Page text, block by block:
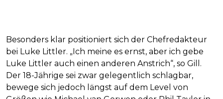
Besonders klar positioniert sich der Chefredakteur
bei Luke Littler. „Ich meine es ernst, aber ich gebe
Luke Littler auch einen anderen Anstrich“, so Gill.
Der 18-Jährige sei zwar gelegentlich schlagbar,
bewege sich jedoch längst auf dem Level von